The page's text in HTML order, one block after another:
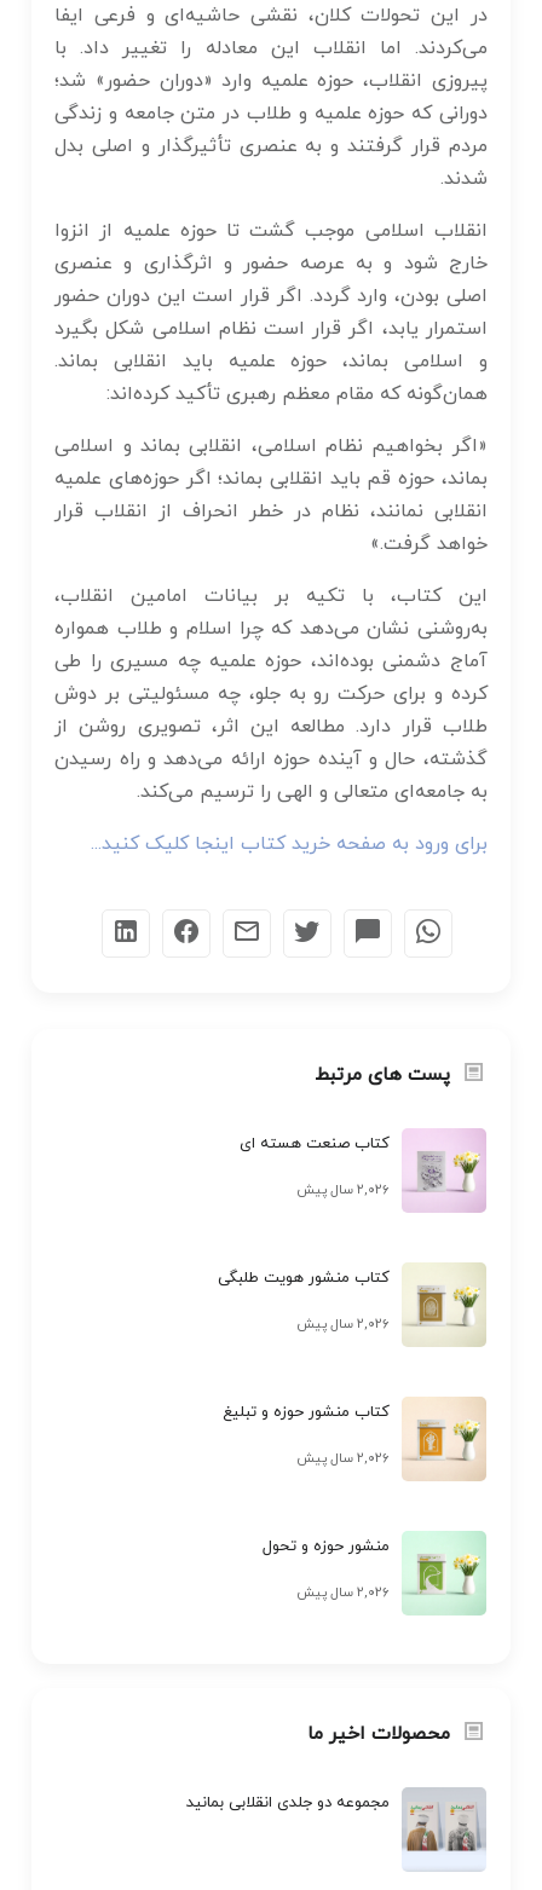
در این تحولات کلان، نقشی حاشیه‌ای و فرعی ایفا
می‌کردند. اما انقلاب این معادله را تغییر داد. با
پیروزی انقلاب، حوزه علمیه وارد «دوران حضور» شد؛
دورانی که حوزه علمیه و طلاب در متن جامعه و زندگی
مردم قرار گرفتند و به عنصری تأثیرگذار و اصلی بدل
شدند.
انقلاب اسلامی موجب گشت تا حوزه علمیه از انزوا
خارج شود و به عرصه حضور و اثر‌گذاری و عنصری
اصلی بودن، وارد گردد. اگر قرار است این دوران حضور
استمرار یابد، اگر قرار است نظام اسلامی شکل بگیرد
و اسلامی بماند، حوزه علمیه باید انقلابی بماند.
همان‌گونه که مقام معظم رهبری تأکید کرده‌اند:
«اگر بخواهیم نظام اسلامی، انقلابی بماند و اسلامی
بماند، حوزه قم باید انقلابی بماند؛ اگر حوزه‌های علمیه
انقلابی نمانند، نظام در خطر انحراف از انقلاب قرار
خواهد گرفت.»
این کتاب، با تکیه بر بیانات امامین انقلاب،
به‌روشنی نشان می‌دهد که چرا اسلام و طلاب همواره
آماج دشمنی بوده‌اند، حوزه علمیه چه مسیری را طی
کرده و برای حرکت رو به جلو، چه مسئولیتی بر دوش
طلاب قرار دارد. مطالعه این اثر، تصویری روشن از
گذشته، حال و آینده حوزه ارائه می‌دهد و راه رسیدن
به جامعه‌ای متعالی و الهی را ترسیم می‌کند.
برای ورود به صفحه خرید کتاب اینجا کلیک کنید...
پست های مرتبط
کتاب صنعت هسته ای
۲,۰۲۶ سال پیش
کتاب منشور هویت طلبگی
۲,۰۲۶ سال پیش
کتاب منشور حوزه و تبلیغ
۲,۰۲۶ سال پیش
منشور حوزه و تحول
۲,۰۲۶ سال پیش
محصولات اخیر ما
مجموعه دو جلدی انقلابی بمانید